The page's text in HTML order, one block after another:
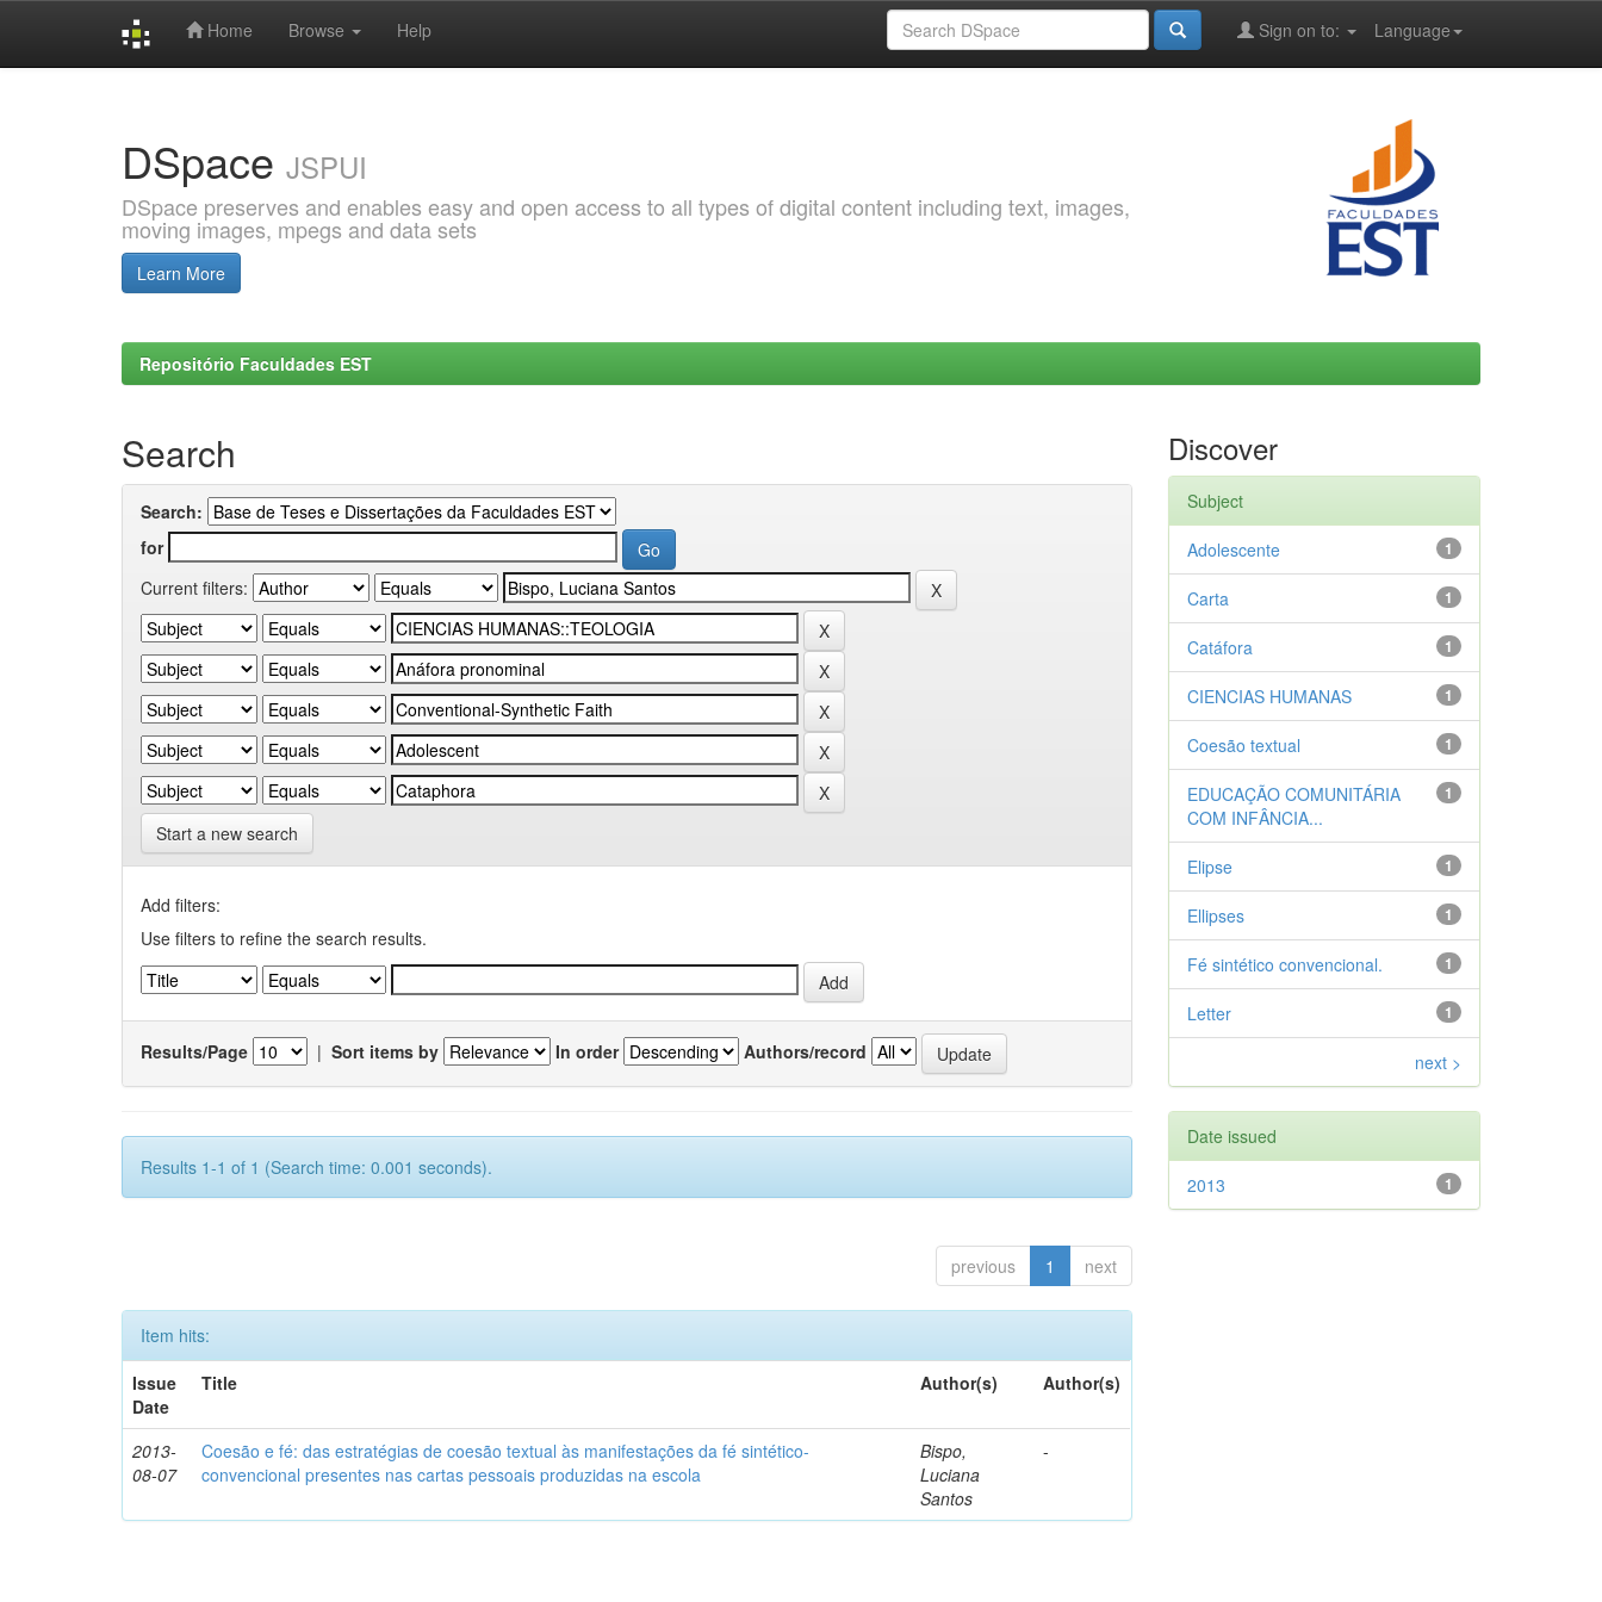
Home Browse Help Language
Sign on to:
DSpace JSPUI
DSpace preserves and enables easy and open access to all types of digital content including text, images,
moving images, mpegs and data sets
Learn More
Repositório Faculdades EST
Search
Search:
for
Current filters:
Start a new search
Add filters:
Use filters to refine the search results.
Results/Page | Sort items by In order Authors/record
Results 1-1 of 1 (Search time: 0.001 seconds).
previous 1 next
Item hits:
Issue
Date
Title Author(s) Author(s)
2013-
08-07
Coesão e fé: das estratégias de coesão textual às manifestações da fé sintético-
convencional presentes nas cartas pessoais produzidas na escola
Bispo,
Luciana
Santos
-
Discover
Subject
1
Adolescente
1
Carta
1
Catáfora
1
CIENCIAS HUMANAS
1
Coesão textual
1
EDUCAÇÃO COMUNITÁRIA
COM INFÂNCIA...
1
Elipse
1
Ellipses
1
Fé sintético convencional.
1
Letter
next >
Date issued
1
2013